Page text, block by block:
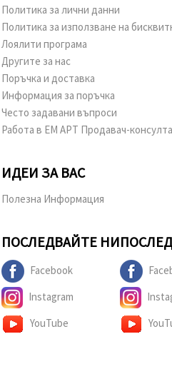
Политика за лични данни
Политика за използване на
Лоялити програма
Другите за нас
Поръчка и доставка
Информация за поръчка
Често задавани въпроси
Работа в ЕМ АРТ Продавач-
ИДЕИ ЗА ВАС
Полезна Информация
ПОСЛЕДВАЙТЕ НИ
Facebook
Instagram
YouTube